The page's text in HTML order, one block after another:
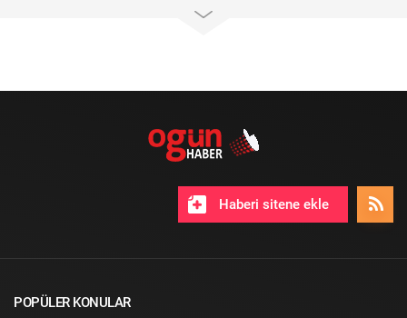
Haberi sitene ekle
POPÜLER KONULAR